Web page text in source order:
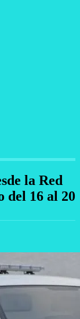
la Red
del 16 al 20